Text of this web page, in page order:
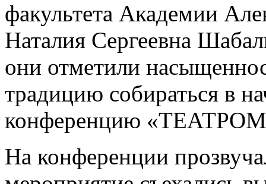
факультета Академии
Наталия Сергеевна
они отметили
традицию собираться в
конференцию
На конференции